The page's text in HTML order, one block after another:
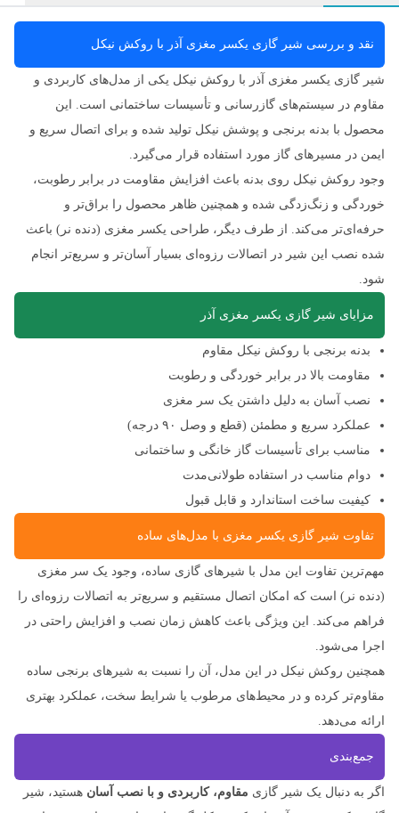
نقد و بررسی شیر گازی یکسر مغزی آذر با روکش نیکل
شیر گازی یکسر مغزی آذر با روکش نیکل یکی از مدل‌های کاربردی و
مقاوم در سیستم‌های گازرسانی و تأسیسات ساختمانی است. این
محصول با بدنه برنجی و پوشش نیکل تولید شده و برای اتصال سریع و
ایمن در مسیرهای گاز مورد استفاده قرار می‌گیرد.
وجود روکش نیکل روی بدنه باعث افزایش مقاومت در برابر رطوبت،
خوردگی و زنگ‌زدگی شده و همچنین ظاهر محصول را براق‌تر و
حرفه‌ای‌تر می‌کند. از طرف دیگر، طراحی یکسر مغزی (دنده نر) باعث
شده نصب این شیر در اتصالات رزوه‌ای بسیار آسان‌تر و سریع‌تر انجام
شود.
مزایای شیر گازی یکسر مغزی آذر
بدنه برنجی با روکش نیکل مقاوم
مقاومت بالا در برابر خوردگی و رطوبت
نصب آسان به دلیل داشتن یک سر مغزی
عملکرد سریع و مطمئن (قطع و وصل ۹۰ درجه)
مناسب برای تأسیسات گاز خانگی و ساختمانی
دوام مناسب در استفاده طولانی‌مدت
کیفیت ساخت استاندارد و قابل قبول
تفاوت شیر گازی یکسر مغزی با مدل‌های ساده
مهم‌ترین تفاوت این مدل با شیرهای گازی ساده، وجود یک سر مغزی
(دنده نر) است که امکان اتصال مستقیم و سریع‌تر به اتصالات رزوه‌ای را
فراهم می‌کند. این ویژگی باعث کاهش زمان نصب و افزایش راحتی در
اجرا می‌شود.
همچنین روکش نیکل در این مدل، آن را نسبت به شیرهای برنجی ساده
مقاوم‌تر کرده و در محیط‌های مرطوب یا شرایط سخت، عملکرد بهتری
ارائه می‌دهد.
جمع‌بندی
اگر به دنبال یک شیر گازی مقاوم، کاربردی و با نصب آسان هستید، شیر